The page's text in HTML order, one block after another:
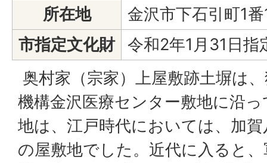
所在地
金沢市下石引町1
市指定文化財
令和2年1月31日指
奥村家（宗家）上屋敷跡土塀は
機構金沢医療センター敷地に沿
地は、江戸時代においては、加
の屋敷地でした。近代に入ると